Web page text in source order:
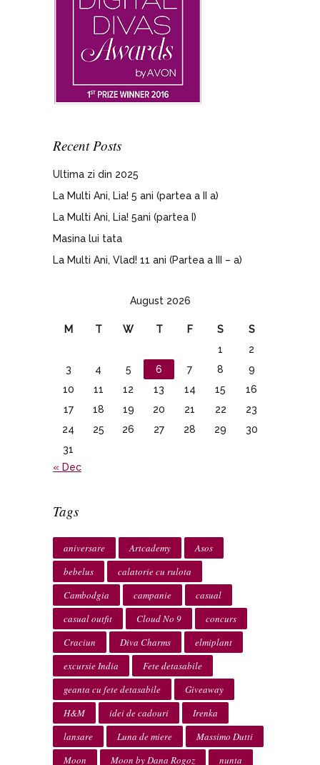
Recent Posts
Ultima zi din 2025
La Multi Ani, Lia! 5 ani (partea a II a)
La Multi Ani, Lia! 5ani (partea I)
Masina lui tata
La Multi Ani, Vlad! 11 ani (Partea a III – a)
August 2026
M T W T F S
S
1
2
3
4 5 6 7 8
9
10
11 12 13 14 15
16
17
18 19 20 21 22
23
24
25 26 27 28 29
30
31
« Dec
Tags
aniversare Artcademy
Asos
bebelus
calatorie cu rulota
Cambodgia
campanie
casual
casual outfit
Cloud No 9
concurs
Craciun
Diva Charms
elmiplant
excursie India
Fete detasabile
geanta cu fete detasabile
Giveaway
H&M
idei de cadouri
Irenka
lansare
Luna de miere
Massimo Dutti
Moon
Moon by Dana Rogoz nunta